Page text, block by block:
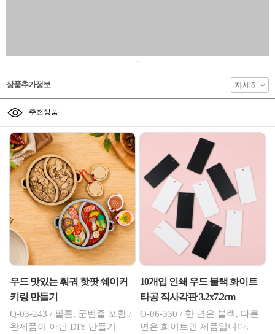
상품추가정보 자세히
추천상품
우드 맛있는 훠궈 핫팟 쉐이커
키링 만들기
Q-03-243 / 필름, 군번줄 포함 /
완제품이 아닌 DIY 만들기
10개입 인쇄 우드 블랙 화이트
타공 직사각판 3.2x7.2cm
O-06-330 / 한 면은 블랙, 다른
면은 화이트인 제품입니다.